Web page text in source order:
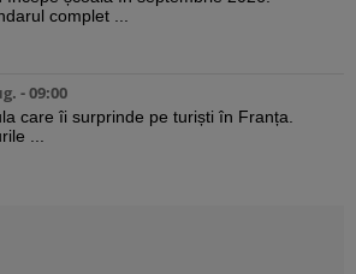
complet ...
- 09:00
care îi surprinde pe turiști în Franța.
...